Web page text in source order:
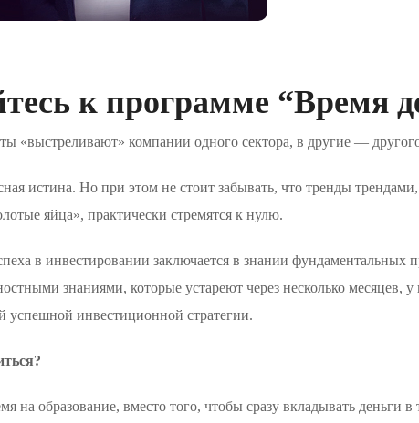
к программе “Время
«выстреливают» компании одного сектора, в другие —
истина. Но при этом не стоит забывать, что тренды
яйца», практически стремятся к нулю.
в инвестировании заключается в знании
знаниями, которые устареют через несколько месяцев,
успешной инвестиционной стратегии.
на образование, вместо того, чтобы сразу вкладывать деньги